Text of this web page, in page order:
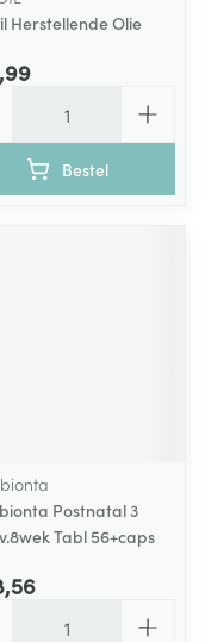
Herstellende Olie
Bestel
Postnatal 3
Tabl 56+caps